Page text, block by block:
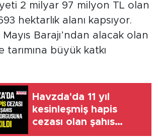
2 milyar 97 milyon TL olan
hektarlık alanı kapsıyor.
Mayıs Barajı’ndan alacak olan
tarımına büyük katkı
Havzda'da 11 yıl
kesinleşmiş hapis
cezası olan şahıs
yakalandı